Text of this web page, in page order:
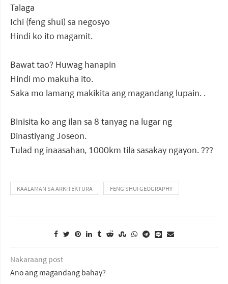
Talaga
Ichi (feng shui) sa negosyo
Hindi ko ito magamit.
Bawat tao? Huwag hanapin
Hindi mo makuha ito.
Saka mo lamang makikita ang magandang lupain. .
Binisita ko ang ilan sa 8 tanyag na lugar ng
Dinastiyang Joseon.
Tulad ng inaasahan, 1000km tila sasakay ngayon. ???
KAALAMAN SA ARKITEKTURA FENG SHUI GEOGRAPHY
Nakaraang post
Ano ang magandang bahay?